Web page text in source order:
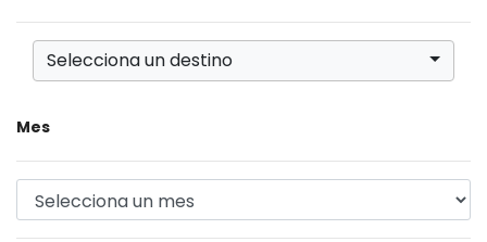
Selecciona un destino
Mes